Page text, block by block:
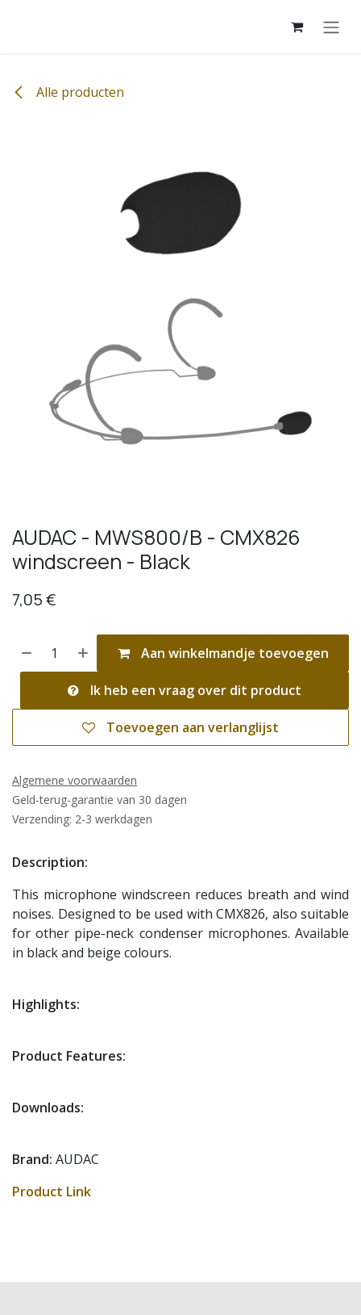
Alle producten
AUDAC - MWS800/B - CMX826
windscreen - Black
7,05€
Aan winkelmandje toevoegen
Ik heb een vraag over dit product
Toevoegen aan verlanglijst
Algemene voorwaarden
Geld-terug-garantie van 30 dagen
Verzending: 2-3 werkdagen
Description:
This microphone windscreen reduces breath and wind
noises. Designed to be used with CMX826, also suitable
for other pipe-neck condenser microphones. Available
in black and beige colours.
Highlights:
Product Features:
Downloads:
Brand: AUDAC
Product Link